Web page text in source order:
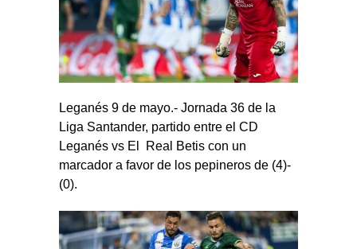
Leganés 9 de mayo.- Jornada 36 de la
Liga Santander, partido entre el CD
Leganés vs El Real Betis con un
marcador a favor de los pepineros de (4)-
(0).